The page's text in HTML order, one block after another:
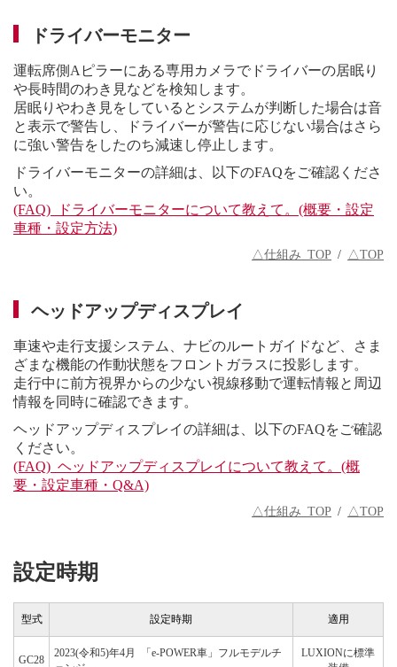
ドライバーモニター
運転席側Aピラーにある専用カメラでドライバーの居眠り
や長時間のわき見などを検知します。
居眠りやわき見をしているとシステムが判断した場合は音
と表示で警告し、ドライバーが警告に応じない場合はさら
に強い警告をしたのち減速し停止します。
ドライバーモニターの詳細は、以下のFAQをご確認くださ
い。
(FAQ) ドライバーモニターについて教えて。(概要・設定
車種・設定方法)
△仕組み TOP / △TOP
ヘッドアップディスプレイ
車速や走行支援システム、ナビのルートガイドなど、さま
ざまな機能の作動状態をフロントガラスに投影します。
走行中に前方視界からの少ない視線移動で運転情報と周辺
情報を同時に確認できます。
ヘッドアップディスプレイの詳細は、以下のFAQをご確認
ください。
(FAQ) ヘッドアップディスプレイについて教えて。(概
要・設定車種・Q&A)
△仕組み TOP / △TOP
設定時期
型式 設定時期 適用
GC28
2023(令和5)年4月 「e-POWER車」フルモデルチ
LUXIONに標準